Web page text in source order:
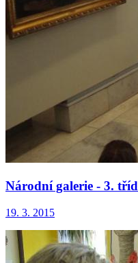
Národní galerie - 3.
19. 3. 2015